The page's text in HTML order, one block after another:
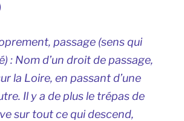
passage (sens qui
: Nom d’un droit de passage,
la Loire, en passant d’une
Il y a de plus le trépas de
sur tout ce qui descend,